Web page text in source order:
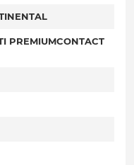
PREMIUMCONTACT